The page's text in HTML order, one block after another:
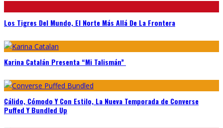
Los Tigres Del Mundo, El Norte Más Allá De La Frontera
Karina Catalán Presenta “Mi Talismán”
Cálido, Cómodo Y Con Estilo, La Nueva Temporada de Converse
Puffed Y Bundled Up